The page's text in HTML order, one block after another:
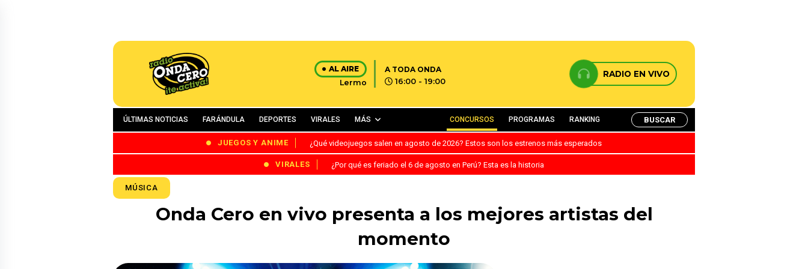
AL AIRE
Lermo
A TODA ONDA
16:00 - 19:00
RADIO EN VIVO
ÚLTIMAS NOTICIAS FARÁNDULA DEPORTES VIRALES MÁS CONCURSOS PROGRAMAS RANKING BUSCAR
JUEGOS Y ANIME ¿Qué videojuegos salen en agosto de 2026? Estos son los estrenos más esperados
VIRALES ¿Por qué es feriado el 6 de agosto en Perú? Esta es la historia
MÚSICA
Onda Cero en vivo presenta a los mejores artistas del
momento